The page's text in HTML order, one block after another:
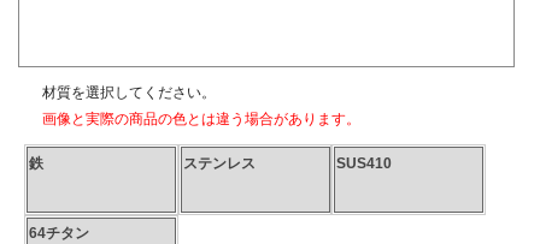
材質を選択してください。
画像と実際の商品の色とは違う場合があります。
鉄 ステンレス SUS410
64チタン